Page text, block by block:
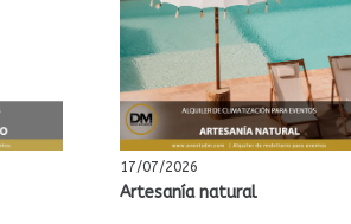
17/07/2026
Artesanía natural